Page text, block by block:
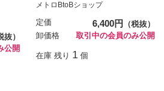
抜）
公開
メトロBtoBショップ
定価 6,400円
（税抜）
卸価格
取引中の会員のみ公開
在庫 残り 1 個